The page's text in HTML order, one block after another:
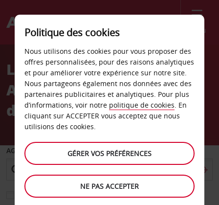
Menu
Welcome
AvisLocation de voiture
Aéroport international
d’Hong Kong
AGENCE DE DÉPART
Sélectionnez une autre agence de retour
Politique des cookies
Nous utilisons des cookies pour vous proposer des
offres personnalisées, pour des raisons analytiques
et pour améliorer votre expérience sur notre site.
Nous partageons également nos données avec des
partenaires publicitaires et analytiques. Pour plus
d’informations, voir notre politique de cookies. En
cliquant sur ACCEPTER vous acceptez que nous
utilisions des cookies.
GÉRER VOS PRÉFÉRENCES
NE PAS ACCEPTER